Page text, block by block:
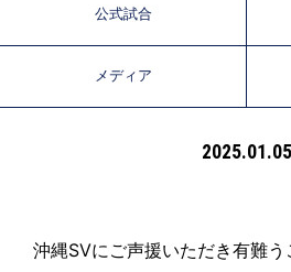
公式試合
メディア
2025.01.05
沖縄SVにご声援いただき有難う